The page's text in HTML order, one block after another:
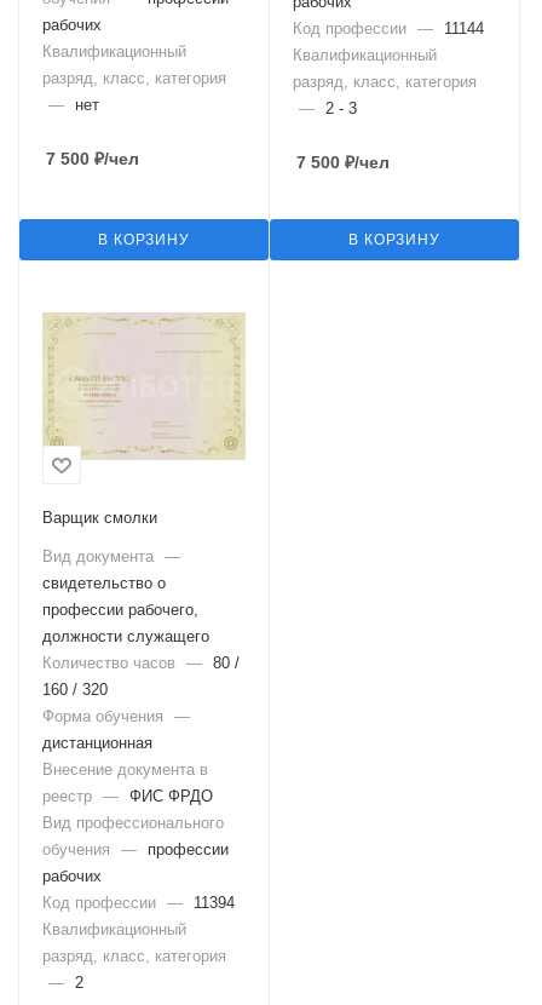
рабочих
Квалификационный
разряд, класс, категория
—
нет
7 500 ₽/чел
В КОРЗИНУ
Код профессии —
11144
Квалификационный
разряд, класс, категория
— 2 - 3
7 500 ₽/чел
В КОРЗИНУ
Варщик смолки
Вид документа —
свидетельство о
профессии рабочего,
должности служащего
Количество часов
— 80 /
160 / 320
Форма обучения
—
дистанционная
Внесение документа в
реестр — ФИС ФРДО
Вид профессионального
обучения
—
профессии
рабочих
Код профессии —
11394
Квалификационный
разряд, класс, категория
— 2